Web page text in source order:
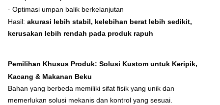
· Optimasi umpan balik berkelanjutan
Hasil: akurasi lebih stabil, kelebihan berat lebih sedikit,
kerusakan lebih rendah pada produk rapuh
Pemilihan Khusus Produk: Solusi Kustom untuk Keripik,
Kacang & Makanan Beku
Bahan yang berbeda memiliki sifat fisik yang unik dan
memerlukan solusi mekanis dan kontrol yang sesuai.